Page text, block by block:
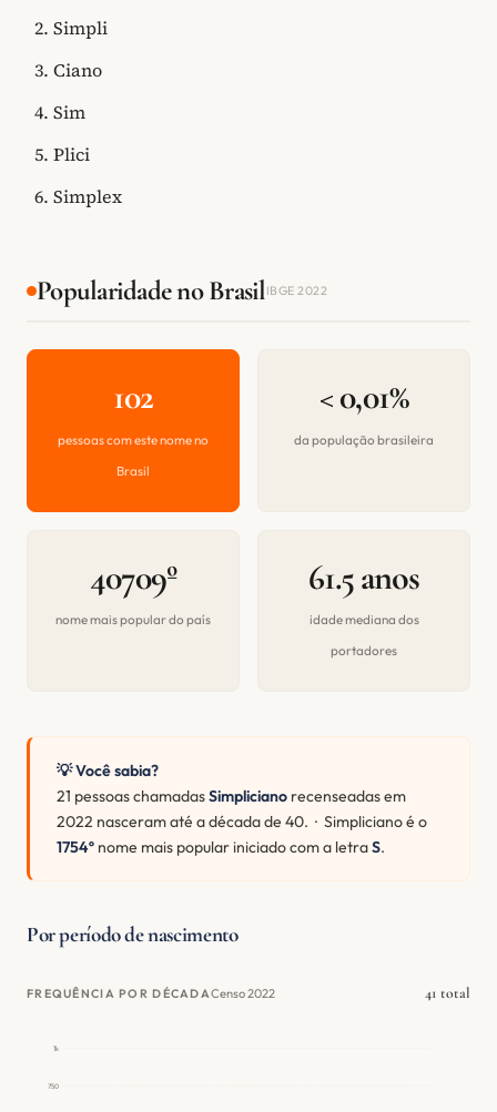
Simpli
Ciano
Sim
Plici
Simplex
Popularidade no BrasilIBGE 2022
102
pessoas com este nome no
Brasil
< 0,01%
da população brasileira
40709º
nome mais popular do país
61.5 anos
idade mediana dos
portadores
💡 Você sabia?
21 pessoas chamadasSimpliciano recenseadas em
2022 nasceram até a década de 40. · Simpliciano é o
1754º nome mais popular iniciado com a letraS.
Por período de nascimento
FREQUÊNCIA POR DÉCADACenso 2022 41 total
750
1k